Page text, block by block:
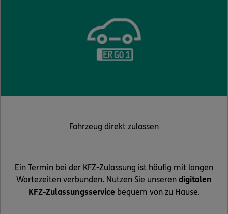
Fahrzeug direkt zulassen
Ein Termin bei der KFZ-Zulassung ist häufig mit langen
Wartezeiten verbunden. Nutzen Sie unseren digitalen
KFZ-Zulassungsservicebequem von zu Hause.